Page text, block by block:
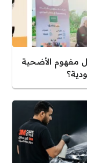
مفهوم الأضحية